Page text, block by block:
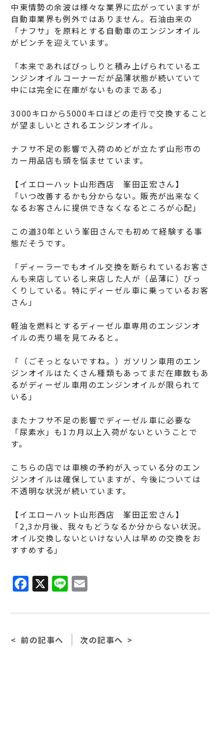
中東情勢の余波は様々な業界に広がっていますが
自動車業界も例外ではありません。石油由来の
「ナフサ」を原料とする自動車のエンジンオイル
がピンチを迎えています。
「本来であればびっしりと積み上げられているエ
ンジンオイルコーナーだが品薄状態が続いていて
中には完全に在庫がないものまである」
3000キロから5000キロほどの走行で交換すること
が望ましいとされるエンジンオイル。
ナフサ不足の影響で入荷のめどが立たず山形市の
カー用品店も頭を悩ませています。
【イエローハット山形西店 峯田正宏さん】
「いつ改善するかも分からない。販売が出来なく
なるお客さんに提供できなくなるところが心配」
この道30年という峯田さんでも初めて経験する事
態だそうです。
「ディーラーでもオイル交換を断られているお客さ
んも来店しているし来店した人が（品薄に）びっ
くりしている。特にディーゼル車に乗っているお客
さん」
軽油を燃料とするディーゼル車専用のエンジンオ
イルの売り場を見てみると。
「（ごそっとないですね。）ガソリン車用のエン
ジンオイルはたくさん種類もあってまだ在庫数もあ
るがディーゼル車用のエンジンオイルが限られて
いる」
またナフサ不足の影響でディーゼル車に必要な
「尿素水」も1カ月以上入荷がないということで
す。
こちらの店では車検の予約が入っている分のエン
ジンオイルは確保していますが、今後については
不透明な状況が続いています。
【イエローハット山形西店 峯田正宏さん】
「2,3か月後、我々もどうなるか分からない状況。
オイル交換しないといけない人は早めの交換をお
すすめする」
F
a
b
X Li
n
前の記事へ 次の記事へ